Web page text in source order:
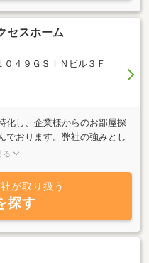
セスホーム
４９ＧＳＩＮビル３Ｆ
化し、企業様からのお部屋探
でおります。弊社の強みとし
産業界に精通すると共に、豊
紹介すること」が最も重要な
当社スタッフ全員がこれと同
１．契約時における経費削減
当者様への業務負担軽減で
に行うことをモットーとして
軽にお問い合わせ下さい。ま
る
が取り扱う
探す